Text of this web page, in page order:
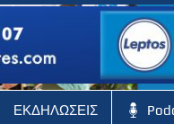
ΕΚΔΗΛΩΣΕΙΣ